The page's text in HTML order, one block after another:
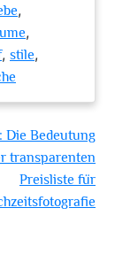
,
,
, stile,
Die Bedeutung
transparenten
Preisliste für